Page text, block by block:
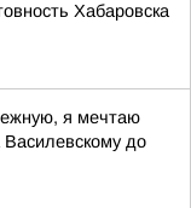
Хабаровска
я мечтаю
Василевскому до